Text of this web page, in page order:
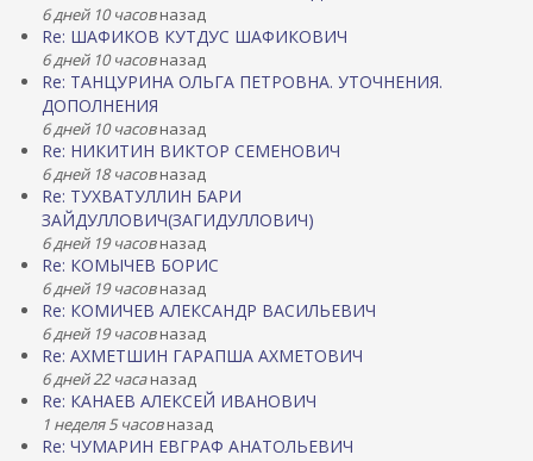
6 дней 10 часовназад
Re: ШАФИКОВ КУТДУС ШАФИКОВИЧ
6 дней 10 часовназад
Re: ТАНЦУРИНА ОЛЬГА ПЕТРОВНА. УТОЧНЕНИЯ.
ДОПОЛНЕНИЯ
6 дней 10 часовназад
Re: НИКИТИН ВИКТОР СЕМЕНОВИЧ
6 дней 18 часовназад
Re: ТУХВАТУЛЛИН БАРИ
ЗАЙДУЛЛОВИЧ(ЗАГИДУЛЛОВИЧ)
6 дней 19 часовназад
Re: КОМЫЧЕВ БОРИС
6 дней 19 часовназад
Re: КОМИЧЕВ АЛЕКСАНДР ВАСИЛЬЕВИЧ
6 дней 19 часовназад
Re: АХМЕТШИН ГАРАПША АХМЕТОВИЧ
6 дней 22 часаназад
Re: КАНАЕВ АЛЕКСЕЙ ИВАНОВИЧ
1 неделя 5 часовназад
Re: ЧУМАРИН ЕВГРАФ АНАТОЛЬЕВИЧ